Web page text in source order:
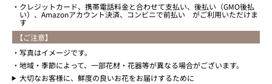
クレジットカード、携帯電話料金と合わせて支払い、後払い（GMO後払
い）、Amazonアカウント決済、コンビニで前払い がご利用いただけま
す
【ご注意】
写真はイメージです。
地域・季節によって、一部花材・花器等が異なる場合がございます。
大切なお客様に、鮮度の良いお花をお届けするために